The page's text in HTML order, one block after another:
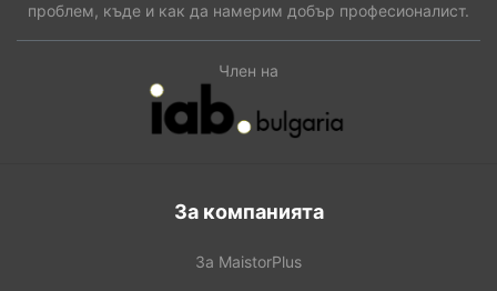
проблем, къде и как да намерим добър професионалист.
Член на
За компанията
За MaistorPlus